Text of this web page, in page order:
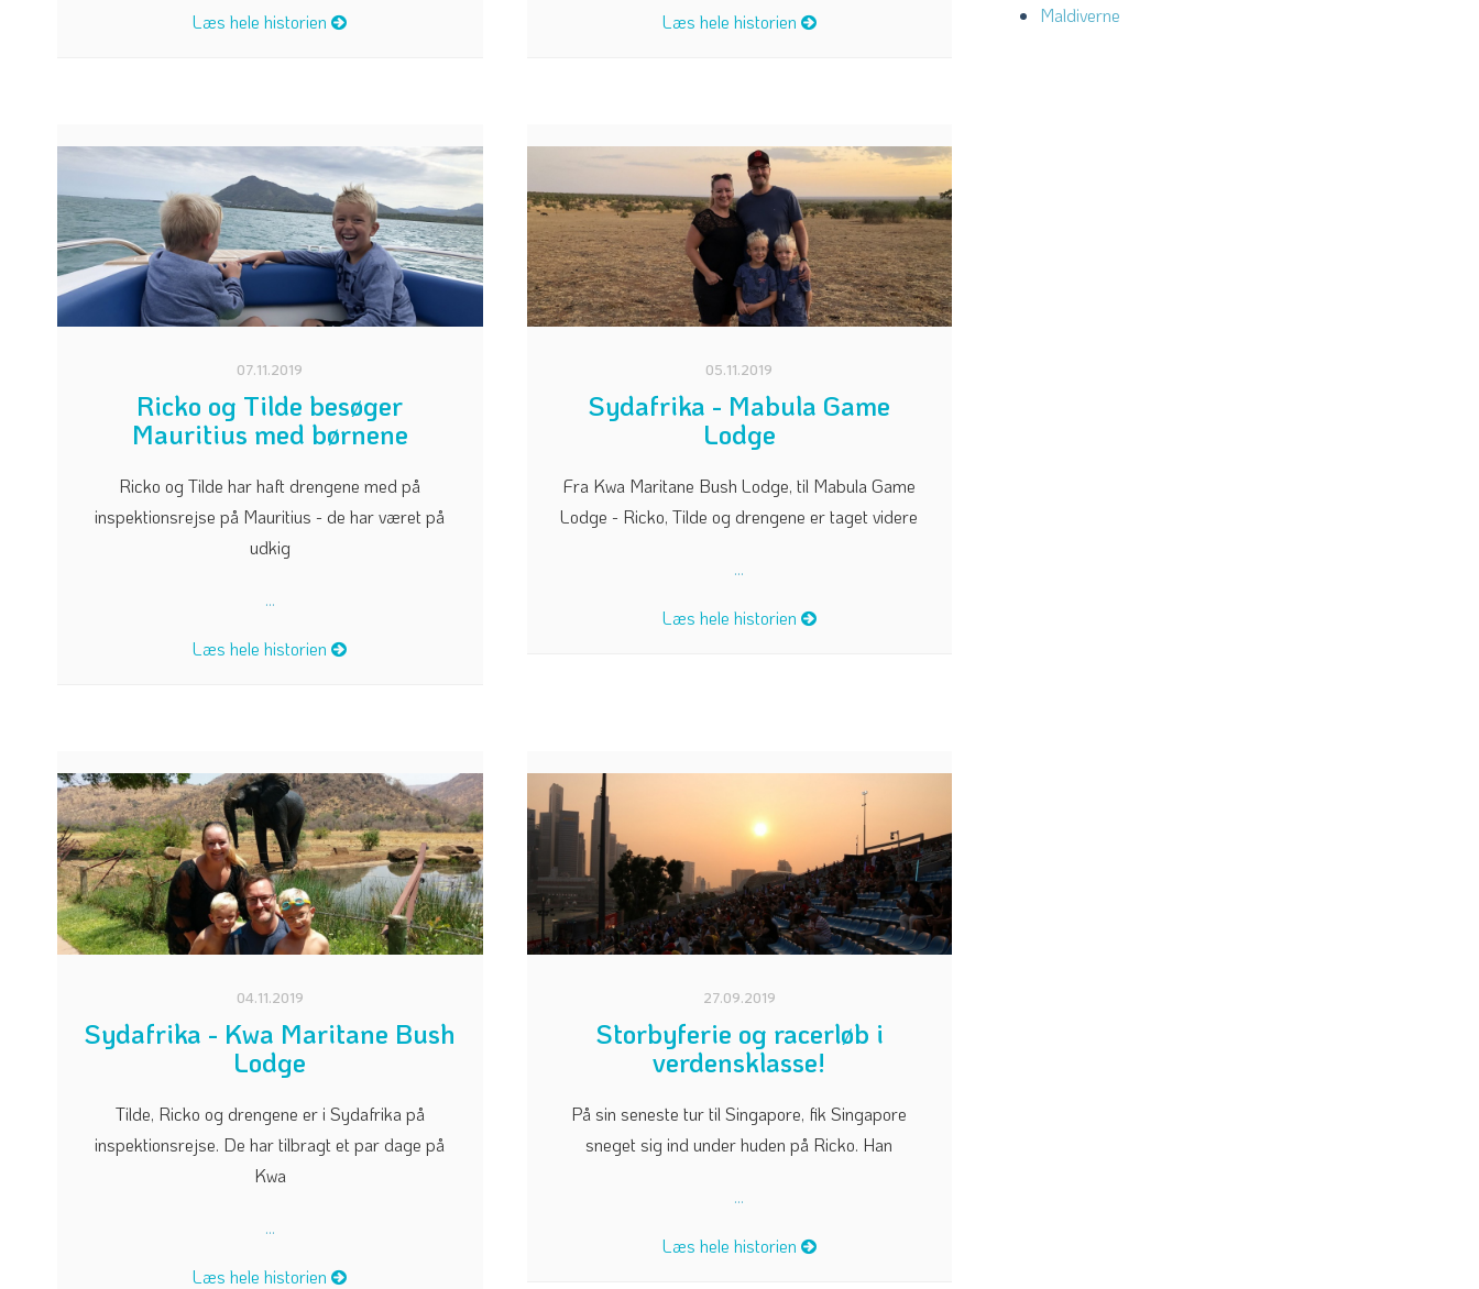
Læs hele historien Læs hele historien
07.11.2019
Ricko og Tilde besøger
Mauritius med børnene
Ricko og Tilde har haft drengene med på
inspektionsrejse på Mauritius - de har været på
udkig
...
Læs hele historien
05.11.2019
Sydafrika - Mabula Game
Lodge
Fra Kwa Maritane Bush Lodge, til Mabula Game
Lodge - Ricko, Tilde og drengene er taget videre
...
Læs hele historien
04.11.2019
Sydafrika - Kwa Maritane Bush
Lodge
Tilde, Ricko og drengene er i Sydafrika på
inspektionsrejse. De har tilbragt et par dage på
Kwa
...
Læs hele historien
27.09.2019
Storbyferie og racerløb i
verdensklasse!
På sin seneste tur til Singapore, fik Singapore
sneget sig ind under huden på Ricko. Han
...
Læs hele historien
Maldiverne